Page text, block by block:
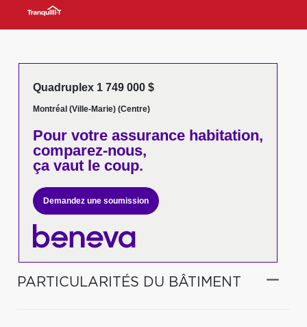
Quadruplex 1 749 000 $
Montréal (Ville-Marie) (Centre)
Pour votreassurance habitation,
comparez-nous,
ça vaut le coup.
Demandez une soumission
PARTICULARITÉS DU BÂTIMENT